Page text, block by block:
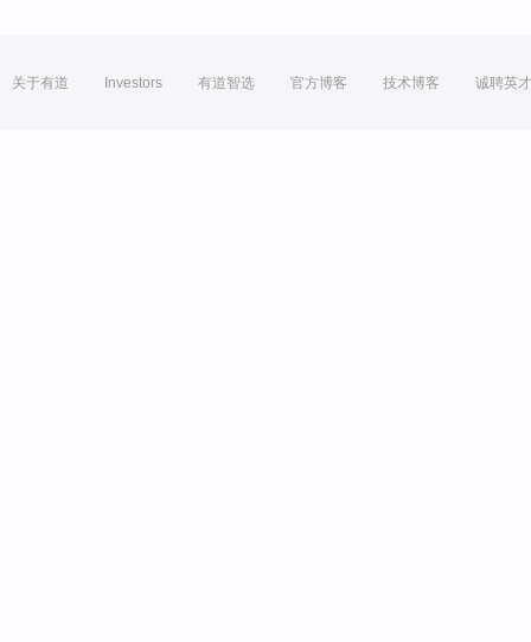
关于有道 Investors 有道智选 官方博客 技术博客 诚聘英才